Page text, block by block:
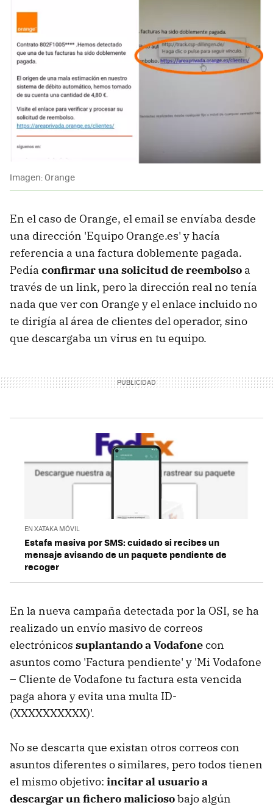
Imagen: Orange
En el caso de Orange, el email se envíaba desde
una dirección 'Equipo Orange.es' y hacía
referencia a una factura doblemente pagada.
Pedía confirmar una solicitud de reembolso a
través de un link, pero la dirección real no tenía
nada que ver con Orange y el enlace incluido no
te dirigía al área de clientes del operador, sino
que descargaba un virus en tu equipo.
EN XATAKA MÓVIL
Estafa masiva por SMS: cuidado si recibes un
mensaje avisando de un paquete pendiente de
recoger
En la nueva campaña detectada por la OSI, se ha
realizado un envío masivo de correos
electrónicos suplantando a Vodafonecon
asuntos como 'Factura pendiente' y 'Mi Vodafone
– Cliente de Vodafone tu factura esta vencida
paga ahora y evita una multa ID-
(XXXXXXXXXX)'.
No se descarta que existan otros correos con
asuntos diferentes o similares, pero todos tienen
el mismo objetivo: incitar al usuario a
descargar un fichero maliciosobajo algún